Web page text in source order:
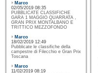
Marco
02/05/2019 08:35
PUBBLICATE CLASSIFICHE
GARA 1 MAGGIO QUARRATA ,
GRAN PRIX MONTALBANO E
TRITTICO MEZZOFONDO
Marco
18/02/2019 12:49
Pubblicate le classifiche della
campestre di Filecchio e Gran Prix
Toscana
Marco
11/02/2019 08:19